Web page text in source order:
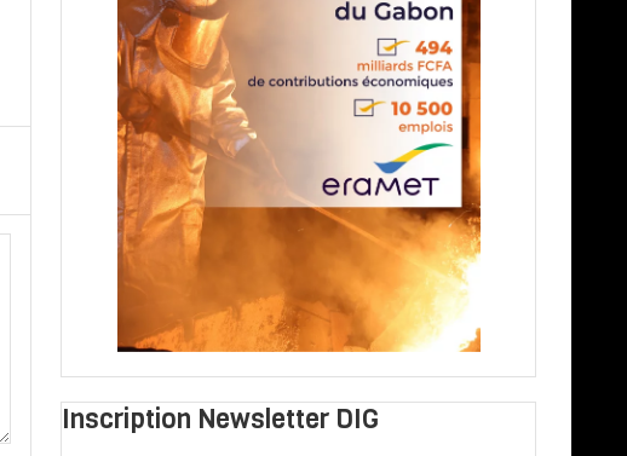
Inscription Newsletter DIG